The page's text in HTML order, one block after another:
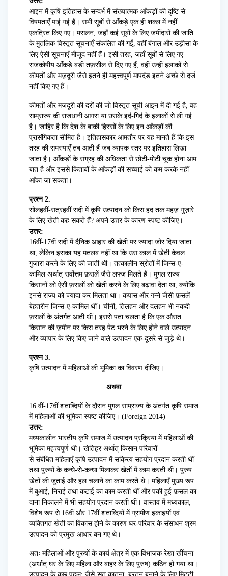
आइन में कृषि इतिहास के सन्दर्भ में संख्यात्मक आँकड़ों की दृष्टि से
विषमताएँ पाई गई हैं। सभी सूबों से आँकड़े एक ही शक्ल में नहीं
एकत्रित किए गए। मसलन, जहाँ कई सूबों के लिए जमींदारों की जाति
के मुतलिक विस्तृत सूचनाएँ संकलित की गईं, वहीं बंगाल और उड़ीसा के
लिए ऐसी सूचनाएँ मौजूद नहीं हैं। इसी तरह, जहाँ सूबों से लिए गए
राजकोषीय आँकड़े बड़ी तफ़सील से दिए गए हैं, वहीं उन्हीं इलाकों से
कीमतों और मज़दूरी जैसे इतने ही महत्त्वपूर्ण मापदंड इतने अच्छे से दर्ज
नहीं किए गए हैं।
कीमतों और मजदूरी की दरों की जो विस्तृत सूची आइन में दी गई है, वह
साम्राज्य की राजधानी आगरा या उसके इर्द-गिर्द के इलाकों से ली गई
है। जाहिर है कि देश के बाकी हिस्सों के लिए इन आँकड़ों की
प्रासंगिकता सीमित है। इतिहासकार आमतौर पर यह मानते हैं कि इस
तरह की समस्याएँ तब आती हैं जब व्यापक स्तर पर इतिहास लिखा
जाता है। आँकड़ों के संग्रह की अधिकता से छोटी-मोटी चूक होना आम
बात है और इससे किताबों के आँकड़ों की सच्चाई को कम करके नहीं
आँका जा सकता।
प्रश्न 2.
सोलहवीं-सत्रहवीं सदी में कृषि उत्पादन को किस हद तक महज़ गुज़ारे
के लिए खेती कह सकते हैं? अपने उत्तर के कारण स्पष्ट कीजिए।
उत्तर:
16वीं-17वीं सदी में दैनिक आहार की खेती पर ज्यादा जोर दिया जाता
था, लेकिन इसका यह मतलब नहीं था कि उस काल में खेती केवल
गुजारा करने के लिए की जाती थी। तत्कालीन स्रोतों में जिन्स-ए-
कामिल अर्थात् सर्वोत्तम फ़सलें जैसे लफ्ज़ मिलते हैं। मुगल राज्य
किसानों को ऐसी फ़सलों को खेती करने के लिए बढ़ावा देता था, क्योंकि
इनसे राज्य को ज्यादा कर मिलता था। कपास और गन्ने जैसी फ़सलें
बेहतरीन जिन्स-ए-कामिल थीं। चीनी, तिलहन और दलहन भी नकदी
फ़सलों के अंतर्गत आती थीं। इससे पता चलता है कि एक औसत
किसान की ज़मीन पर किस तरह पेट भरने के लिए होने वाले उत्पादन
और व्यापार के लिए किए जाने वाले उत्पादन एक-दूसरे से जुड़े थे।
प्रश्न 3.
कृषि उत्पादन में महिलाओं की भूमिका का विवरण दीजिए।
अथवा
16 वीं-17वीं शताब्दियों के दौरान मुगल साम्राज्य के अंतर्गत कृषि समाज
में महिलाओं की भूमिका स्पष्ट कीजिए। (Foreign 2014)
उत्तर:
मध्यकालीन भारतीय कृषि समाज में उत्पादन प्रक्रिया में महिलाओं की
भूमिका महत्त्वपूर्ण थी। खेतिहर अर्थात् किसान परिवारों
से संबंधित महिलाएँ कृषि उत्पादन में सक्रिय सहयोग प्रदान करती थीं
तथा पुरुषों के कन्धे-से-कन्धा मिलाकर खेतों में काम करती थीं। पुरुष
खेतों की जुताई और हल चलाने का काम करते थे। महिलाएँ मुख्य रूप
में बुआई, निराई तथा कटाई का काम करती थीं और पकी हुई फ़सल का
दाना निकालने में भी सहयोग प्रदान करती थीं। वास्तव में मध्यकाल,
विशेष रूप से 16वीं और 17वीं शताब्दियों में ग्रामीण इकाइयों एवं
व्यक्तिगत खेती का विकास होने के कारण घर-परिवार के संसाधन श्रम
उत्पादन को प्रमुख आधार बन गए थे।
अतः महिलाओं और पुरुषों के कार्य क्षेत्र में एक विभाजक रेखा खींचना
(अर्थात् घर के लिए महिला और बाहर के लिए पुरुष) कठिन हो गया था।